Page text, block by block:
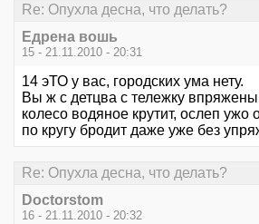
Re: Опухла десна, что делать?
Едрена вошь
15 - 21.11.2010 - 20:31
14 эТО у вас, городских ума нету.
Вы ж с детцва с тележку впряжены
колесо водяное крутит, ослеп ужо
по кругу бродит даже уже без
Re: Опухла десна, что делать?
Doctorstom
16 - 21.11.2010 - 20:32